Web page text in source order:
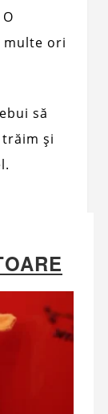
multe ori
să
și